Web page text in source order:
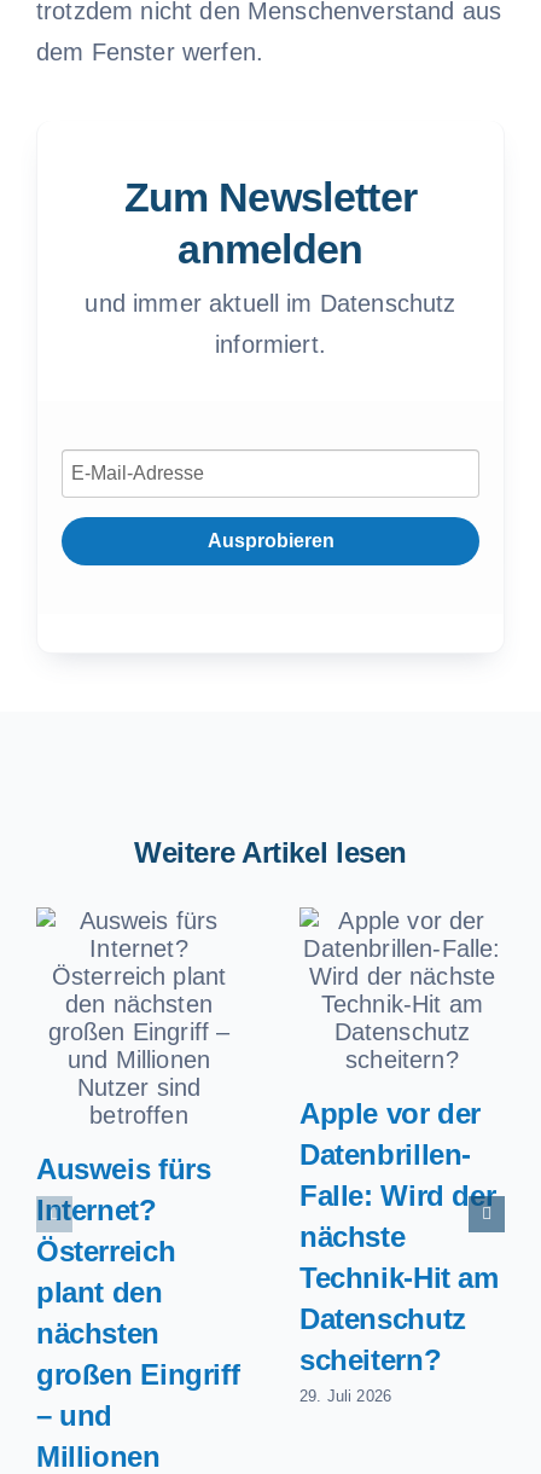
trotzdem nicht den Menschenverstand aus
dem Fenster werfen.
Zum Newsletter
anmelden
und immer aktuell im Datenschutz
informiert.
Ausprobieren
Weitere Artikel lesen
Ausweis fürs
Internet?
Österreich
plant den
nächsten
großen Eingriff
– und
Millionen
Apple vor der
Datenbrillen-
Falle: Wird der
nächste
Technik-Hit am
Datenschutz
scheitern?
29. Juli 2026